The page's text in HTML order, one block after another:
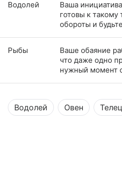
Водолей
Ваша
готовы к
обороты и
Рыбы
Ваше обаяние
что даже одно
нужный момент
Водолей Овен Телец